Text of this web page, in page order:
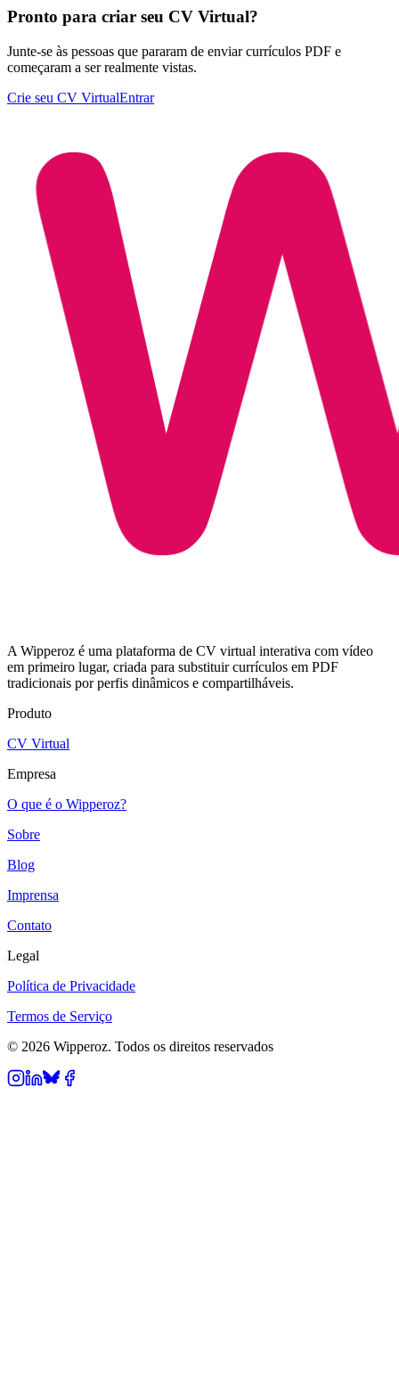
Pronto para criar seu CV Virtual?
Junte-se às pessoas que pararam de enviar currículos PDF e
começaram a ser realmente vistas.
Crie seu CV VirtualEntrar
A Wipperoz é uma plataforma de CV virtual interativa com vídeo
em primeiro lugar, criada para substituir currículos em PDF
tradicionais por perfis dinâmicos e compartilháveis.
Produto
CV Virtual
Empresa
O que é o Wipperoz?
Sobre
Blog
Imprensa
Contato
Legal
Política de Privacidade
Termos de Serviço
© 2026 Wipperoz. Todos os direitos reservados